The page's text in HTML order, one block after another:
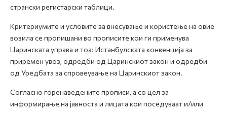
странски регистарски таблици.
Критериумите и условите за внесување и користење на овие
возила се пропишани во прописите кои ги применува
Царинската управа и тоа: Истанбулската конвенција за
приремен увоз, одредби од Царинскиот закон и одредби
од Уредбата за спровеување на Царинскиот закон.
Согласно горенаведените прописи, а со цел за
информирање на јавноста и лицата кои поседуваат и/или